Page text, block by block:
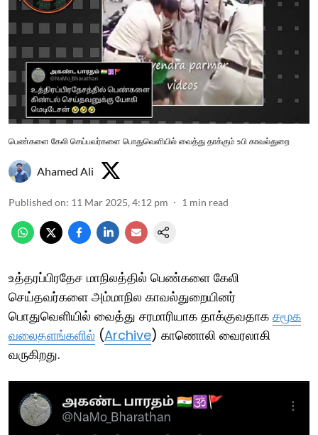
பெண்களை கேலி செய்பவர்களை பொதுவெளியில் வைத்து தாக்கும் உபி காவல்துறை
Ahamed Ali
Published on: 11 Mar 2025, 4:12 pm 1 min read
உத்தரப்பிரதேச மாநிலத்தில் பெண்களை கேலி
செய்தவர்களை அம்மாநில காவல்துறையினர்
பொதுவெளியில் வைத்து சரமாரியாக தாக்குவதாக சமூக
வலைதளங்களில் (Archive) காணொலி வைரலாகி
வருகிறது.